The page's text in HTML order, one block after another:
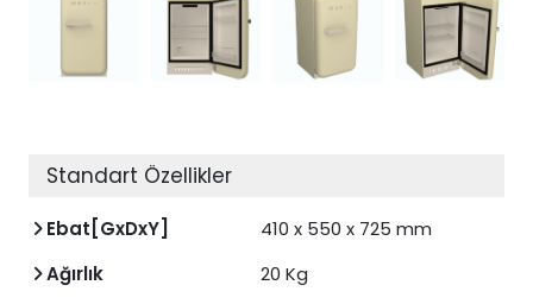
Standart Özellikler
Ebat[GxDxY]
410 x 550 x 725 mm
Ağırlık
20 Kg